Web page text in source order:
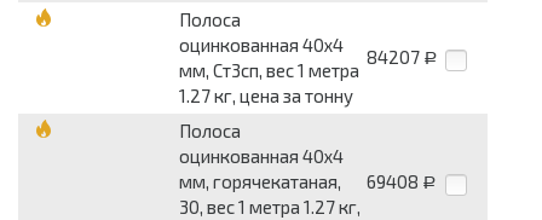
Полоса
оцинкованная 40x4
мм, Ст3сп, вес 1 метра
1.27 кг, цена за тонну
84207 Р
Полоса
оцинкованная 40x4
мм, горячекатаная,
30, вес 1 метра 1.27 кг,
69408 Р